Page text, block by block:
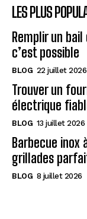
LES PLUS
Remplir un
c’est possible
BLOG 22 juillet 2026
Trouver un
électrique
BLOG 13 juillet 2026
Barbecue inox
grillades
BLOG 8 juillet 2026